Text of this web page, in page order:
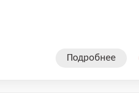
Подробнее